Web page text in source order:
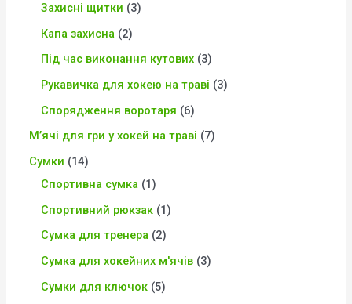
Захисні щитки
3
Капа захисна 2
Під час виконання кутових 3
Рукавичка для хокею на траві
3
Спорядження воротаря
6
М’ячі для гри у хокей на траві
7
Сумки
14
Спортивна сумка 1
Спортивний рюкзак 1
Сумка для тренера 2
Сумка для хокейних м'ячів 3
Сумки для ключок 5